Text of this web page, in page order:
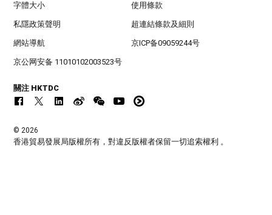
字體大小 使用條款
私隱政策聲明 超連結條款及細則
網站導航 京ICP备09059244号
京公网安备 11010102003523号
關注 HKTDC
© 2026
香港貿易發展局版權所有，對違反版權者保留一切追索權利 。